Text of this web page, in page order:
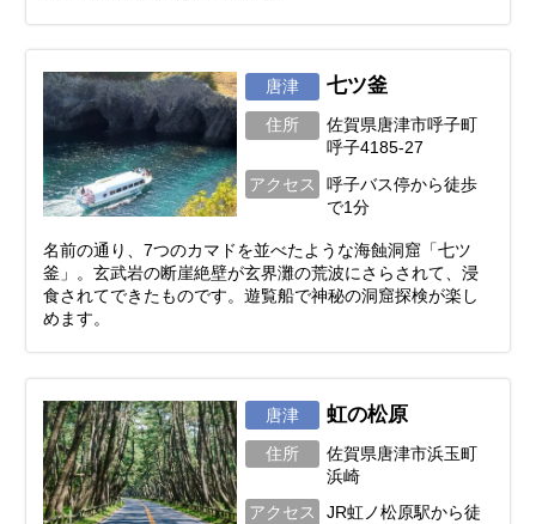
唐津 七ツ釜
住所
佐賀県唐津市呼子町
呼子4185-27
アクセス
呼子バス停から徒歩
で1分
名前の通り、7つのカマドを並べたような海蝕洞窟「七ツ
釜」。玄武岩の断崖絶壁が玄界灘の荒波にさらされて、浸
食されてできたものです。遊覧船で神秘の洞窟探検が楽し
めます。
唐津 虹の松原
住所
佐賀県唐津市浜玉町
浜崎
アクセス
JR虹ノ松原駅から徒